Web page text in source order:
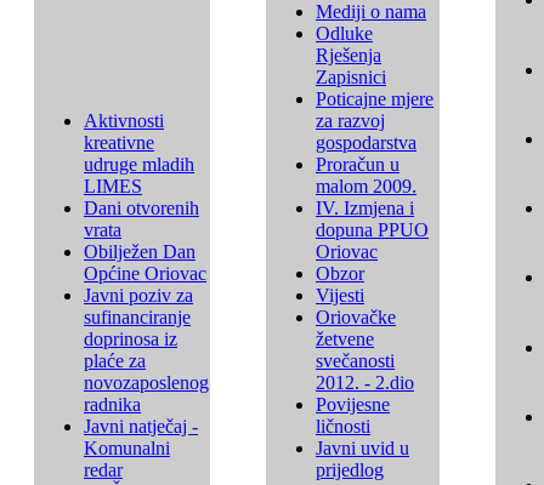
Aktivnosti
kreativne
udruge mladih
LIMES
Dani otvorenih
vrata
Obilježen Dan
Općine Oriovac
Javni poziv za
sufinanciranje
doprinosa iz
plaće za
novozaposlenog
radnika
Javni natječaj -
Komunalni
redar
Mediji o nama
Odluke
Rješenja
Zapisnici
Poticajne mjere
za razvoj
gospodarstva
Proračun u
malom 2009.
IV. Izmjena i
dopuna PPUO
Oriovac
Obzor
Vijesti
Oriovačke
žetvene
svečanosti
2012. - 2.dio
Povijesne
ličnosti
Javni uvid u
prijedlog